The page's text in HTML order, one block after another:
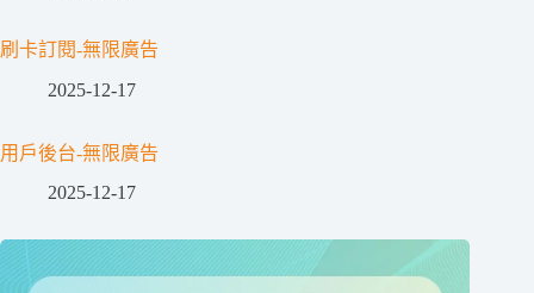
刷卡訂閱-無限廣告
2025-12-17
用戶後台-無限廣告
2025-12-17